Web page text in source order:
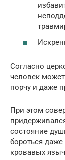
Согласно
человек
порчу и даже
При этом
состояние
бороться
кровавых